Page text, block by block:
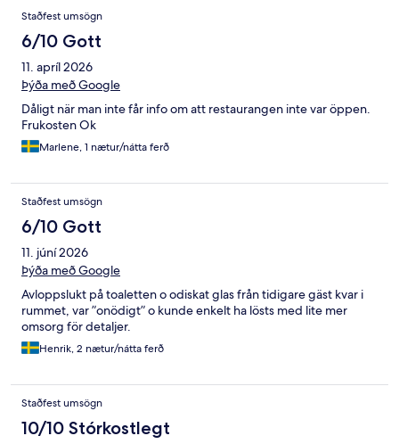
Staðfest umsögn
6/10 Gott
11. apríl 2026
Þýða með Google
Dåligt när man inte får info om att restaurangen inte var öppen.
Frukosten Ok
Marlene, 1 nætur/nátta ferð
Staðfest umsögn
6/10 Gott
11. júní 2026
Þýða með Google
Avloppslukt på toaletten o odiskat glas från tidigare gäst kvar i
rummet, var ”onödigt” o kunde enkelt ha lösts med lite mer
omsorg för detaljer.
Henrik, 2 nætur/nátta ferð
Staðfest umsögn
10/10 Stórkostlegt